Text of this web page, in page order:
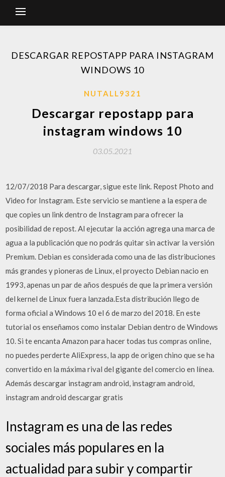
DESCARGAR REPOSTAPP PARA INSTAGRAM
WINDOWS 10
NUTALL9321
Descargar repostapp para
instagram windows 10
03.05.2021
12/07/2018 Para descargar, sigue este link. Repost Photo and
Video for Instagram. Este servicio se mantiene a la espera de
que copies un link dentro de Instagram para ofrecer la
posibilidad de repost. Al ejecutar la acción agrega una marca de
agua a la publicación que no podrás quitar sin activar la versión
Premium. Debian es considerada como una de las distribuciones
más grandes y pioneras de Linux, el proyecto Debian nacio en
1993, apenas un par de años después de que la primera versión
del kernel de Linux fuera lanzada.Esta distribución llego de
forma oficial a Windows 10 el 6 de marzo del 2018. En este
tutorial os enseñamos como instalar Debian dentro de Windows
10. Si te encanta Amazon para hacer todas tus compras online,
no puedes perderte AliExpress, la app de origen chino que se ha
convertido en la máxima rival del gigante del comercio en línea.
Además descargar instagram android, instagram android,
instagram android descargar gratis
Instagram es una de las redes
sociales más populares en la
actualidad para subir y compartir